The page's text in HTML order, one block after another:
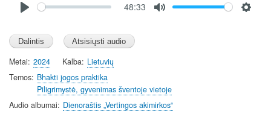
l
a
y
48:33
Metai 2024 Kalba Lietuvių
Temos Bhakti jogos praktika
Piligrimystė, gyvenimas šventoje vietoje
Audio albumai
Dienoraštis „Vertingos akimirkos“